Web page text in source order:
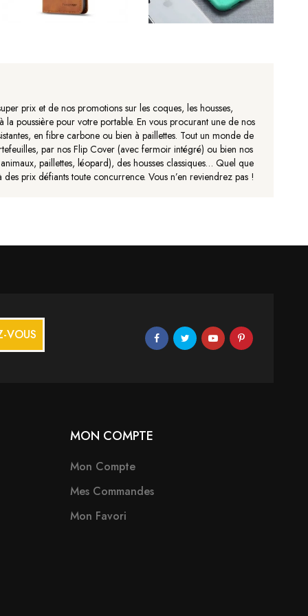
prix et de nos promotions sur les coques, les housses,
la poussière pour votre portable. En vous procurant une de nos
en fibre carbone ou bien à paillettes. Tout un monde de
par nos Flip Cover (avec fermoir intégré) ou bien nos
paillettes, léopard), des housses classiques… Quel que
prix défiants toute concurrence. Vous n’en reviendrez pas !
VOUS
MON COMPTE
Mon Compte
Mes Commandes
Mon Favori